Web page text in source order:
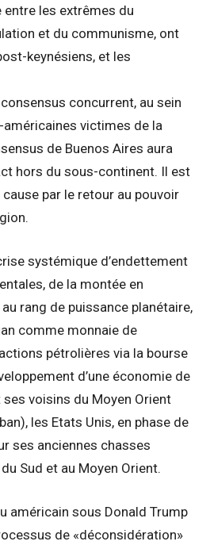
les extrêmes du
et du communisme, ont
keynésiens, et les
concurrent, au sein
victimes de la
de Buenos Aires aura
hors du sous-continent. Il est
par le retour au pouvoir
systémique d’endettement
de la montée en
rang de puissance planétaire,
comme monnaie de
pétrolières via la bourse
d’une économie de
voisins du Moyen Orient
les Etats Unis, en phase de
ses anciennes chasses
Sud et au Moyen Orient.
américain sous Donald Trump
de «déconsidération»